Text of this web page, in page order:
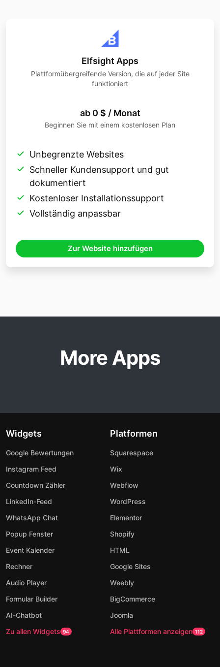
Elfsight Apps
Plattformübergreifende Version, die auf jeder Site
funktioniert
ab 0 $ / Monat
Beginnen Sie mit einem kostenlosen Plan
Unbegrenzte Websites
Schneller Kundensupport und gut
dokumentiert
Kostenloser Installationssupport
Vollständig anpassbar
Zur Website hinzufügen
More Apps
Widgets
Google Bewertungen
Instagram Feed
Countdown Zähler
LinkedIn-Feed
WhatsApp Chat
Popup Fenster
Event Kalender
Rechner
Audio Player
Formular Builder
AI-Chatbot
Zu allen Widgets 94
Platformen
Squarespace
Wix
Webflow
WordPress
Elementor
Shopify
HTML
Google Sites
Weebly
BigCommerce
Joomla
Alle Plattformen anzeigen 112